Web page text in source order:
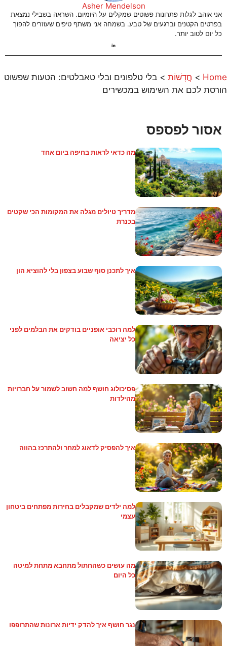
Asher Mendelson
אני אוהב לגלות פתרונות פשוטים שמקלים על היומיום. השראה בשבילי נמצאת
בפרטים הקטנים וברגעים של טבע. בשמחה אני משתף טיפים שעוזרים להפוך
כל יום לטוב יותר.
Home
> חֲדָשׁוֹת > בלי טלפונים ובלי טאבלטים: הטעות שפשוט
הורסת לכם את השימוש במכשירים
אסור לפספס
מה כדאי לראות בחיפה ביום אחד
מדריך טיולים מגלה את המקומות הכי שקטים
בכנרת
איך לתכנן סוף שבוע בצפון בלי להוציא הון
למה רוכבי אופניים בודקים את הבלמים לפני
כל יציאה
פסיכולוג חושף למה חשוב לשמור על חברויות
מהילדות
איך להפסיק לדאוג למחר ולהתרכז בהווה
למה ילדים שמקבלים בחירות מפתחים ביטחון
עצמי
מה עושים כשהחתול מתחבא מתחת למיטה
כל היום
נגר חושף איך להדק ידיות ארונות שהתרופפו